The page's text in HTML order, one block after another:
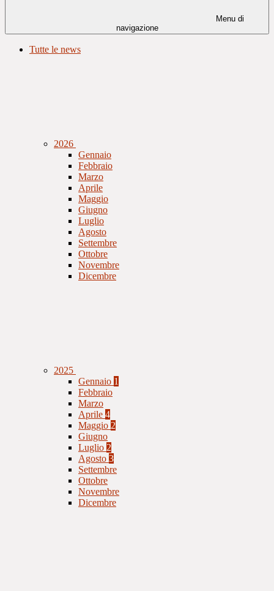
Menu di
navigazione
Tutte le news
2026
Gennaio
Febbraio
Marzo
Aprile
Maggio
Giugno
Luglio
Agosto
Settembre
Ottobre
Novembre
Dicembre
2025
Gennaio 1
Febbraio
Marzo
Aprile 4
Maggio 2
Giugno
Luglio 2
Agosto 3
Settembre
Ottobre
Novembre
Dicembre